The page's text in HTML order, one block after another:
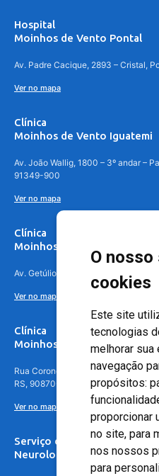
O
cookies
Este site
tecnologias
melhorar sua
navegação
propósitos:
proporcionar
no site, para
nos nossos
para
Hospital
Moinhos de Vento Pontal
Av. Padre Cacique, 2893 – Cristal,
Ver no mapa
Clínica
Moinhos de Vento Iguatemi
Av. João Wallig, 1800 – 3º andar –
91349-900
Ver no mapa
Clínica
Moinhos de Vento Canoas
Av. Getúlio Vargas, 4841 – Centro,
Ver no mapa
Clínica
Moinhos de Vento -
Rua Coronel Aparício Borges, 250 -
RS, 90870-016
Ver no mapa
Serviço de
Neurologia